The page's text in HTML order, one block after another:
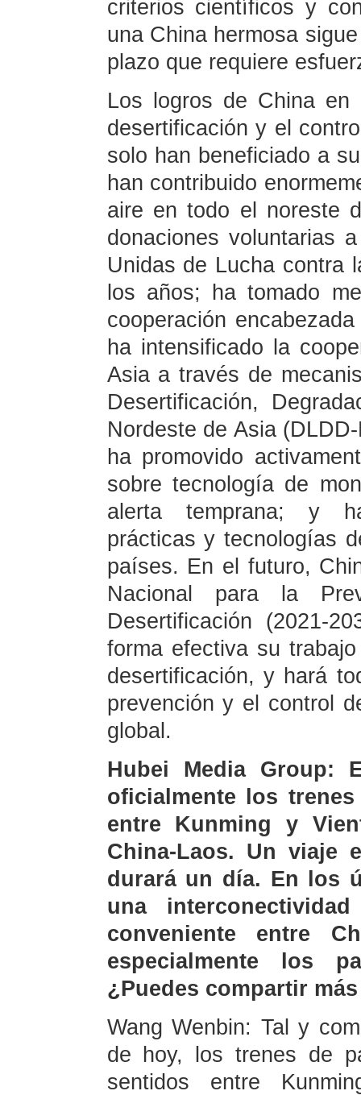
criterios científicos y
una China hermosa
plazo que requiere
Los logros de China
desertificación y el
solo han beneficiado a
han contribuido
aire en todo el noreste
donaciones voluntarias
Unidas de Lucha contra
los años; ha tomado
cooperación
ha intensificado la
Asia a través de
Desertificación,
Nordeste de Asia
ha promovido
sobre tecnología de
alerta temprana; y
prácticas y tecnologías
países. En el futuro,
Nacional para la
Desertificación (2021-
forma efectiva su
desertificación, y hará
prevención y el control
global.
Hubei Media Group:
oficialmente los
entre Kunming y
China-Laos. Un viaje
durará un día. En los
una
conveniente entre
especialmente los
¿Puedes compartir
Wang Wenbin: Tal y
de hoy, los trenes de
sentidos entre